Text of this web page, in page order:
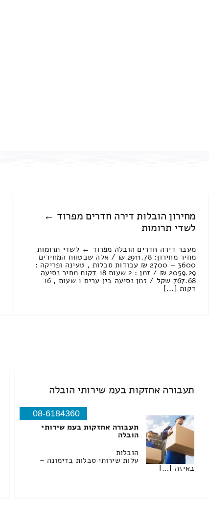
מחירון הובלות דירה חדרים מפרוד ←
לשדי תרומות
מעבר דירה חדרים הובלה מפרוד ← לשדי תרומות
מחיר מחירון: 2911.78 ₪ / אלה שבטווח המחירים
3600 – 2700 ₪ עבודות סבלות , טעינה ופריקה :
2059.29 ₪ / זמן : 2 שעות 18 דקות מחיר נסיעה
767.68 שקל / זמן נסיעה בין ערים 1 שעות , 16
דקות [...]
תעבורה אחזקות בעמ שירותי הובלה
08-6184360
תעבורה אחזקות בעמ שירותי
הובלה
הובלות
עלות שירותי סבלות בדימונה –
באיזה […]